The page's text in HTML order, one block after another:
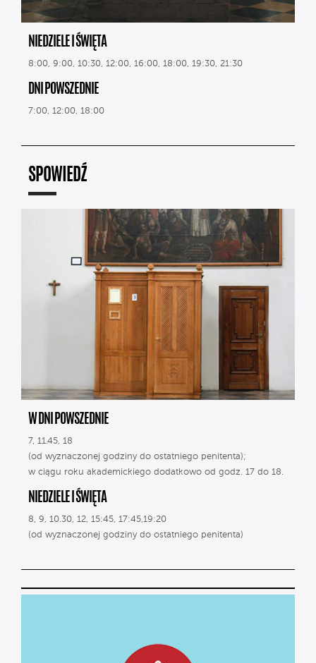
NIEDZIELE I ŚWIĘTA
8:00, 9:00, 10:30, 12:00, 16:00, 18:00, 19:30, 21:30
DNI POWSZEDNIE
7:00, 12:00, 18:00
SPOWIEDŹ
W DNI POWSZEDNIE
7, 11.45, 18
(od wyznaczonej godziny do ostatniego penitenta);
w ciągu roku akademickiego dodatkowo od godz. 17 do 18.
NIEDZIELE I ŚWIĘTA
8, 9, 10.30, 12, 15:45, 17:45,19:20
(od wyznaczonej godziny do ostatniego penitenta)